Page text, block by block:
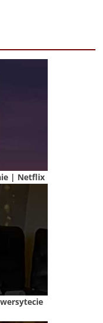
| Netflix